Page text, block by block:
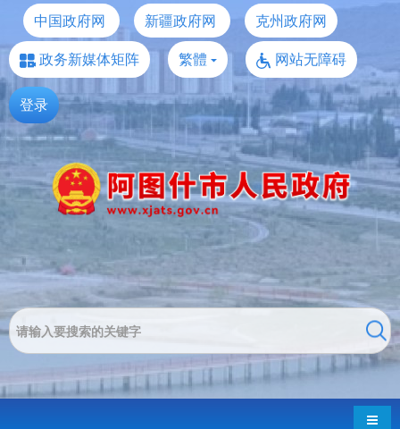
中国政府网 新疆政府网
克州政府网
政务新媒体矩阵
繁體 网站无障碍
登录
导航